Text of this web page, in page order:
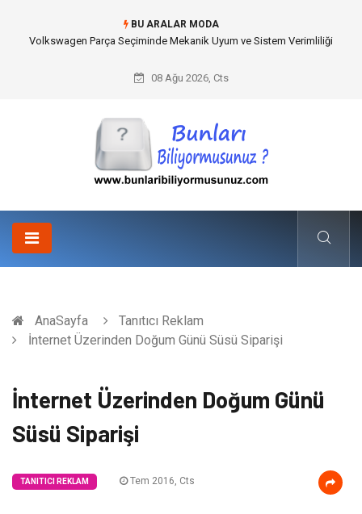
BU ARALAR MODA
Volkswagen Parça Seçiminde Mekanik Uyum ve Sistem Verimliliği
08 Ağu 2026, Cts
AnaSayfa
Tanıtıcı Reklam
İnternet Üzerinden Doğum Günü Süsü Siparişi
İnternet Üzerinden Doğum Günü
Süsü Siparişi
TANITICI REKLAM Tem 2016, Cts